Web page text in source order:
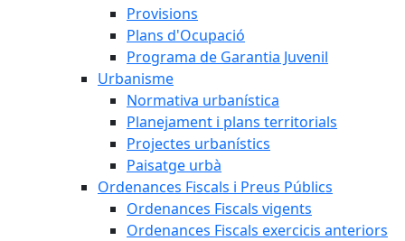
Provisions
Plans d'Ocupació
Programa de Garantia Juvenil
Urbanisme
Normativa urbanística
Planejament i plans territorials
Projectes urbanístics
Paisatge urbà
Ordenances Fiscals i Preus Públics
Ordenances Fiscals vigents
Ordenances Fiscals exercicis anteriors